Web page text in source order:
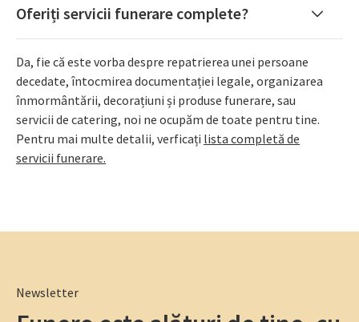
Oferiți servicii funerare complete?
Da, fie că este vorba despre repatrierea unei persoane
decedate, întocmirea documentației legale, organizarea
înmormântării, decorațiuni și produse funerare, sau
servicii de catering, noi ne ocupăm de toate pentru tine.
Pentru mai multe detalii, verficați lista completă de
servicii funerare.
Newsletter